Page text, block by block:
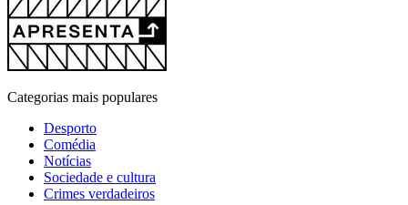
Categorias mais populares
Desporto
Comédia
Notícias
Sociedade e cultura
Crimes verdadeiros